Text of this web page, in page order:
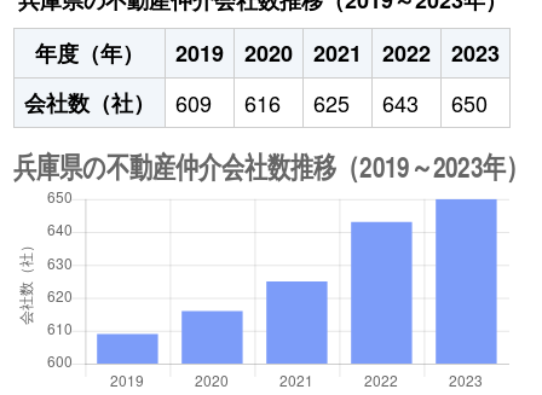
年度（年）
2019 2020 2021 2022
2023
会社数（社）
609 616 625 643 650